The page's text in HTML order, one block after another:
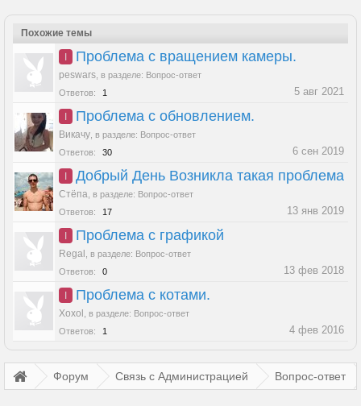
Похожие темы
I Проблема с вращением камеры.
peswars в разделе: Вопрос-ответ
Ответов:
1 5 авг 2021
I Проблема с обновлением.
Викачу в разделе: Вопрос-ответ
Ответов:
30 6 сен 2019
I Добрый День Возникла такая проблема
Стёпа в разделе: Вопрос-ответ
Ответов:
17 13 янв 2019
I Проблема с графикой
Regal в разделе: Вопрос-ответ
Ответов:
0 13 фев 2018
I Проблема с котами.
Xoxol в разделе: Вопрос-ответ
Ответов:
1 4 фев 2016
Форум Связь с Администрацией Вопрос-ответ